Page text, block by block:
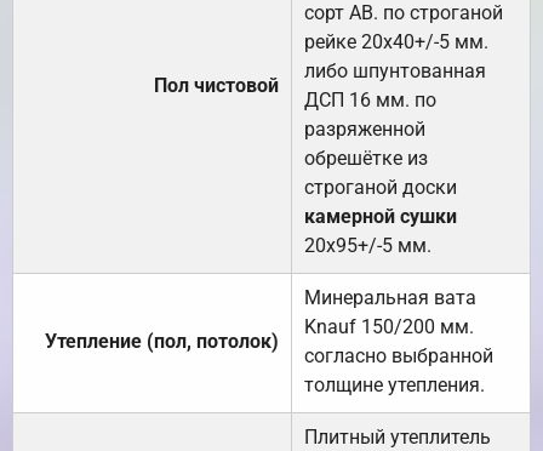
Пол чистовой
сорт АВ. по строганой
рейке 20х40+/-5 мм.
либо шпунтованная
ДСП 16 мм. по
разряженной
обрешётке из
строганой доски
камерной сушки
20х95+/-5 мм.
Утепление (пол, потолок)
Минеральная вата
Knauf 150/200 мм.
согласно выбранной
толщине утепления.
Плитный утеплитель